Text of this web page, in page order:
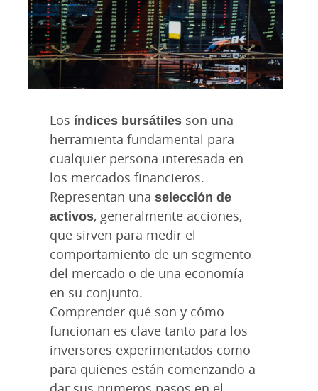
Los índices bursátiles son una
herramienta fundamental para
cualquier persona interesada en
los mercados financieros.
Representan una selección de
activos, generalmente acciones,
que sirven para medir el
comportamiento de un segmento
del mercado o de una economía
en su conjunto.
Comprender qué son y cómo
funcionan es clave tanto para los
inversores experimentados como
para quienes están comenzando a